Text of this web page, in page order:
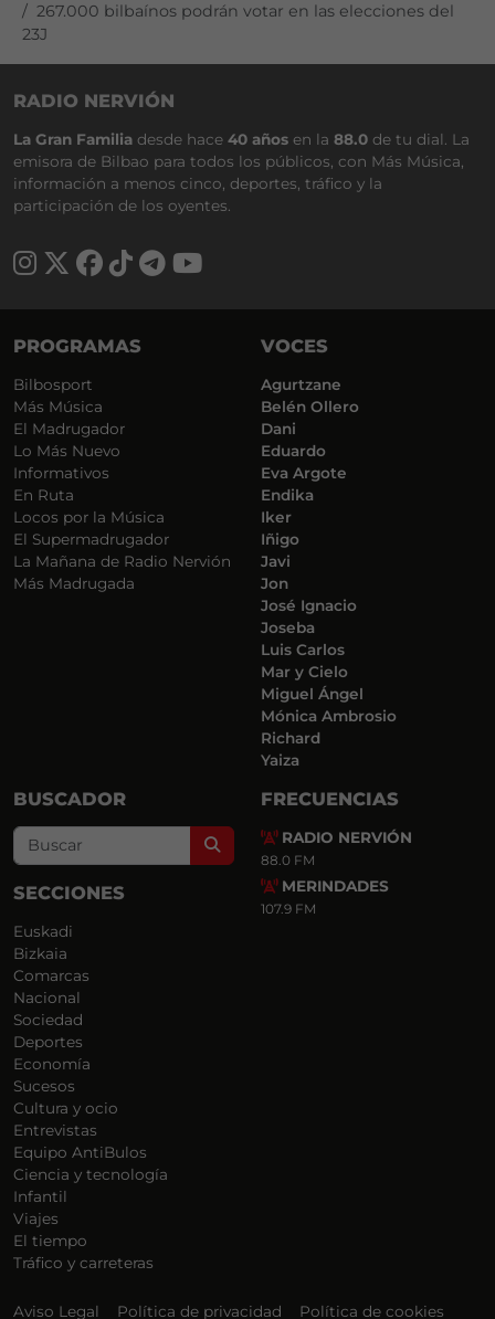
267.000 bilbaínos podrán votar en las elecciones del
23J
RADIO NERVIÓN
La Gran Familia desde hace 40 años en la 88.0 de tu dial. La
emisora de Bilbao para todos los públicos, con Más Música,
información a menos cinco, deportes, tráfico y la
participación de los oyentes.
PROGRAMAS
Bilbosport
Más Música
El Madrugador
Lo Más Nuevo
Informativos
En Ruta
Locos por la Música
El Supermadrugador
La Mañana de Radio Nervión
Más Madrugada
VOCES
Agurtzane
Belén Ollero
Dani
Eduardo
Eva Argote
Endika
Iker
Iñigo
Javi
Jon
José Ignacio
Joseba
Luis Carlos
Mar y Cielo
Miguel Ángel
Mónica Ambrosio
Richard
Yaiza
BUSCADOR
Search
SECCIONES
Euskadi
Bizkaia
Comarcas
Nacional
Sociedad
Deportes
Economía
Sucesos
Cultura y ocio
Entrevistas
Equipo AntiBulos
Ciencia y tecnología
Infantil
Viajes
El tiempo
Tráfico y carreteras
FRECUENCIAS
RADIO NERVIÓN
88.0 FM
MERINDADES
107.9 FM
Aviso Legal Política de privacidad Política de cookies